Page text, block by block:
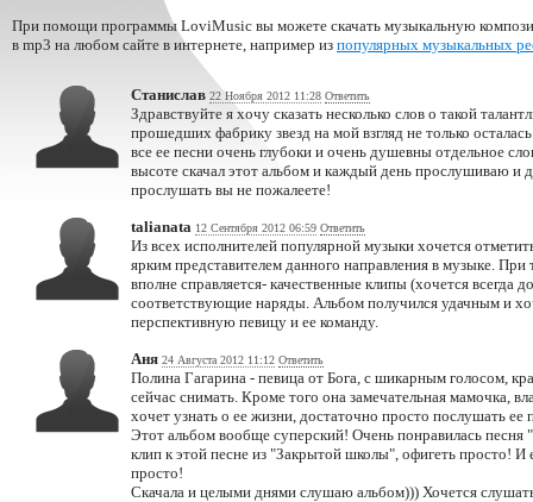
При помощи программы LoviMusic вы можете скачать музыкальную
в mp3 на любом сайте в интернете, например из популярных музыкальных
Станислав 22 Ноября 2012 11:28 Ответить
Здравствуйте я хочу сказать несколько слов о такой
прошедших фабрику звезд на мой взгляд не только
все ее песни очень глубоки и очень душевны отдельное
высоте скачал этот альбом и каждый день прослушиваю
прослушать вы не пожалеете!
talianata 12 Сентября 2012 06:59 Ответить
Из всех исполнителей популярной музыки хочется
ярким представителем данного направления в музыке.
вполне справляется- качественные клипы (хочется
соответствующие наряды. Альбом получился удачным и
перспективную певицу и ее команду.
Аня 24 Августа 2012 11:12 Ответить
Полина Гагарина - певица от Бога, с шикарным голосом,
сейчас снимать. Кроме того она замечательная мамочка,
хочет узнать о ее жизни, достаточно просто послушать
Этот альбом вообще суперский! Очень понравилась
клип к этой песне из "Закрытой школы", офигеть просто!
просто!
Скачала и целыми днями слушаю альбом))) Хочется